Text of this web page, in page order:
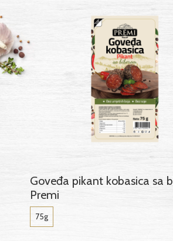
Goveđa pikant kobasica sa
Premi
75g